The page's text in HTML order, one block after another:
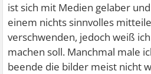
ist sich mit Medien gelaber
einem nichts sinnvolles
verschwenden, jedoch weiß
machen soll. Manchmal male
beende die bilder meist nicht